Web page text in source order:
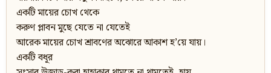
একটি মায়ের চোখ থেকে
করুণ প্লাবন মুছে যেতে না যেতেই
আরেক মায়ের চোখ শ্রাবণের অঝোরে আকাশ হ’য়ে যায়।
একটি বধূর